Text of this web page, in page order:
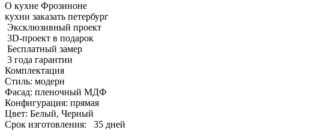
О кухне Фрозиноне
кухни заказать петербург
Эксклюзивный проект
3D-проект в подарок
Бесплатный замер
3 года гарантии
Комплектация
Стиль: модерн
Фасад: пленочный МДФ
Конфигурация: прямая
Цвет: Белый, Черный
Срок изготовления:
35 дней